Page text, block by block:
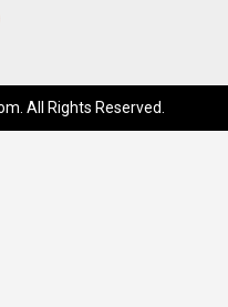
All Rights Reserved.